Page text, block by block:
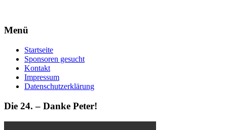
Menü
Startseite
Sponsoren gesucht
Kontakt
Impressum
Datenschutzerklärung
Die 24. – Danke Peter!